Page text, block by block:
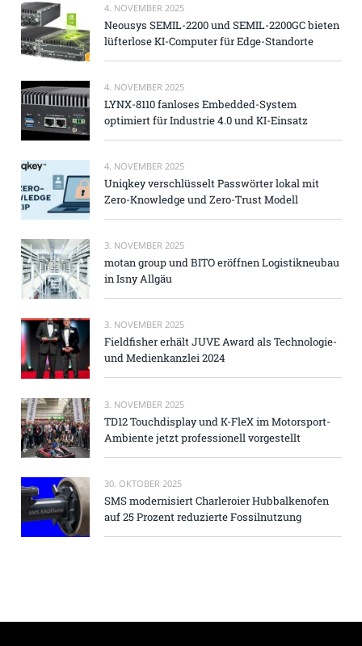
4. NOVEMBER 2025
Neousys SEMIL-2200 und SEMIL-2200GC bieten
lüfterlose KI-Computer für Edge-Standorte
4. NOVEMBER 2025
LYNX-8110 fanloses Embedded-System
optimiert für Industrie 4.0 und KI-Einsatz
4. NOVEMBER 2025
Uniqkey verschlüsselt Passwörter lokal mit
Zero-Knowledge und Zero-Trust Modell
3. NOVEMBER 2025
motan group und BITO eröffnen Logistikneubau
in Isny Allgäu
3. NOVEMBER 2025
Fieldfisher erhält JUVE Award als Technologie-
und Medienkanzlei 2024
3. NOVEMBER 2025
TD12 Touchdisplay und K-FleX im Motorsport-
Ambiente jetzt professionell vorgestellt
30. OKTOBER 2025
SMS modernisiert Charleroier Hubbalkenofen
auf 25 Prozent reduzierte Fossilnutzung